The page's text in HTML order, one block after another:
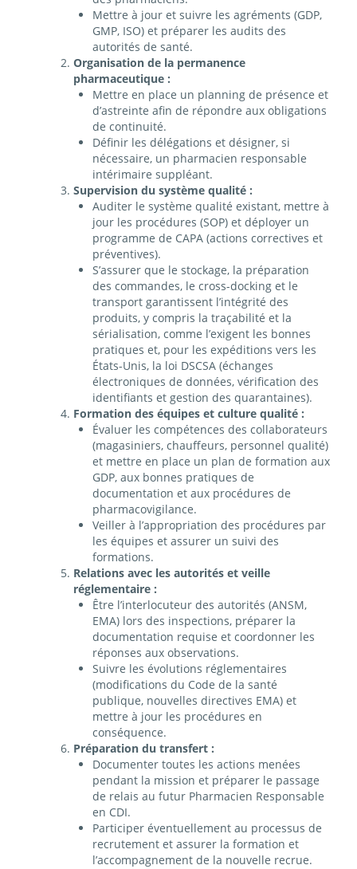
Mettre à jour et suivre les agréments (GDP,
GMP, ISO) et préparer les audits des
autorités de santé.
Organisation de la permanence
pharmaceutique :
Mettre en place un planning de présence et
d’astreinte afin de répondre aux obligations
de continuité.
Définir les délégations et désigner, si
nécessaire, un pharmacien responsable
intérimaire suppléant.
Supervision du système qualité :
Auditer le système qualité existant, mettre à
jour les procédures (SOP) et déployer un
programme de CAPA (actions correctives et
préventives).
S’assurer que le stockage, la préparation
des commandes, le cross-docking et le
transport garantissent l’intégrité des
produits, y compris la traçabilité et la
sérialisation, comme l’exigent les bonnes
pratiques et, pour les expéditions vers les
États-Unis, la loi DSCSA (échanges
électroniques de données, vérification des
identifiants et gestion des quarantaines).
Formation des équipes et culture qualité :
Évaluer les compétences des collaborateurs
(magasiniers, chauffeurs, personnel qualité)
et mettre en place un plan de formation aux
GDP, aux bonnes pratiques de
documentation et aux procédures de
pharmacovigilance.
Veiller à l’appropriation des procédures par
les équipes et assurer un suivi des
formations.
Relations avec les autorités et veille
réglementaire :
Être l’interlocuteur des autorités (ANSM,
EMA) lors des inspections, préparer la
documentation requise et coordonner les
réponses aux observations.
Suivre les évolutions réglementaires
(modifications du Code de la santé
publique, nouvelles directives EMA) et
mettre à jour les procédures en
conséquence.
Préparation du transfert :
Documenter toutes les actions menées
pendant la mission et préparer le passage
de relais au futur Pharmacien Responsable
en CDI.
Participer éventuellement au processus de
recrutement et assurer la formation et
l’accompagnement de la nouvelle recrue.